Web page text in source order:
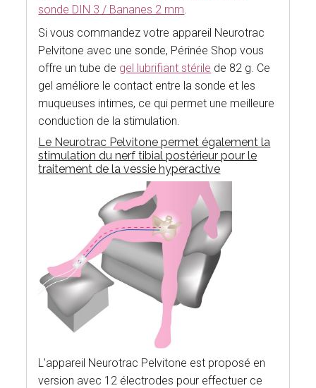
sonde DIN 3 / Bananes 2 mm.
Si vous commandez votre appareil Neurotrac
Pelvitone avec une sonde, Périnée Shop vous
offre un tube de gel lubrifiant stérile de 82 g. Ce
gel améliore le contact entre la sonde et les
muqueuses intimes, ce qui permet une meilleure
conduction de la stimulation.
Le Neurotrac Pelvitone permet également la
stimulation du nerf tibial postérieur pour le
traitement de la vessie hyperactive
L'appareil Neurotrac Pelvitone est proposé en
version avec 12 électrodes pour effectuer ce